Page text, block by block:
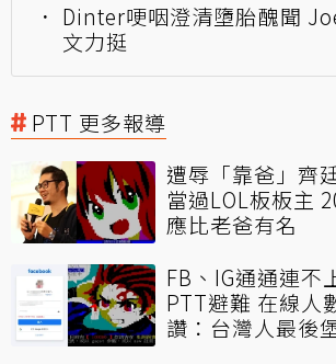
Dinter哽咽澄清墮胎醜聞
文力挺
PTT 更多報導
遭辱「靠爸」齊
當過LOL板板主 2013年前在網上
應比老爸有名
FB、IG通通連不
PTT避難 在線人
讚：台灣人最後